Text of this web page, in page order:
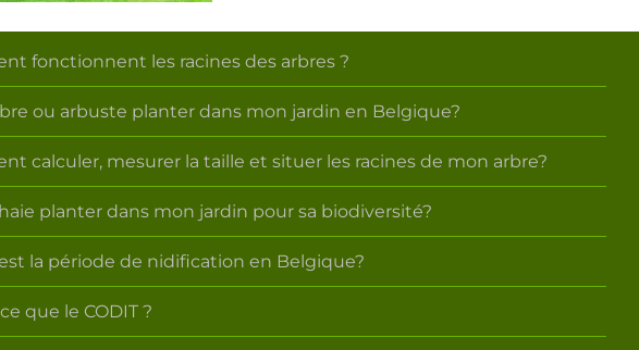
fonctionnent les racines des arbres ?
ou arbuste planter dans mon jardin en Belgique?
calculer, mesurer la taille et situer les racines de mon arbre?
planter dans mon jardin pour sa biodiversité?
la période de nidification en Belgique?
que le CODIT ?